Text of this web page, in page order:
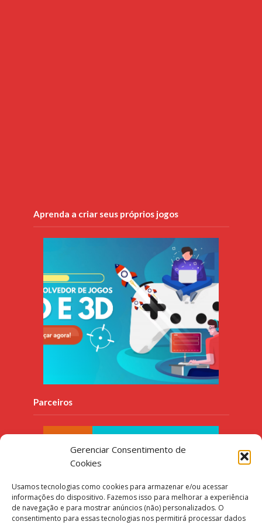
Gerenciar Consentimento de
Cookies
Usamos tecnologias como cookies para armazenar e/ou acessar
informações do dispositivo. Fazemos isso para melhorar a experiência
de navegação e para mostrar anúncios (não) personalizados. O
consentimento para essas tecnologias nos permitirá processar dados
Aprenda a criar seus próprios jogos
Parceiros